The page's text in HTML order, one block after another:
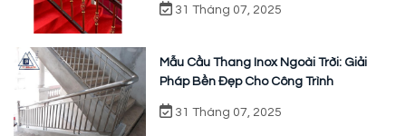
31 Tháng 07, 2025
Mẫu Cầu Thang Inox Ngoài Trời: Giải
Pháp Bền Đẹp Cho Công Trình
31 Tháng 07, 2025